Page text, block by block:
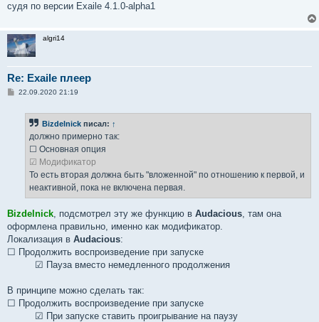
судя по версии Exaile 4.1.0-alpha1
algri14
Re: Exaile плеер
С22.09.2020 21:19
Bizdelnick писал: ↑
должно примерно так:
☐ Основная опция
☑ Модификатор
То есть вторая должна быть "вложенной" по отношению к первой, и
неактивной, пока не включена первая.
Bizdelnick , подсмотрел эту же функцию в Audacious , там она
оформлена правильно, именно как модификатор.
Локализация в Audacious:
☐ Продолжить воспроизведение при запуске
☑ Пауза вместо немедленного продолжения
В принципе можно сделать так:
☐ Продолжить воспроизведение при запуске
☑ При запуске ставить проигрывание на паузу